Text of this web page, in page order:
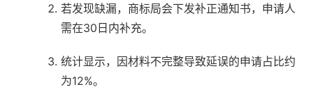
若发现缺漏，商标局会下发补正通知书，申请人
需在30日内补充。
统计显示，因材料不完整导致延误的申请占比约
为12%。